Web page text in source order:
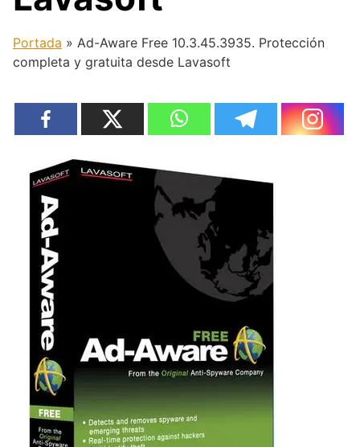
Portada » Ad-Aware Free 10.3.45.3935. Protección
completa y gratuita desde Lavasoft